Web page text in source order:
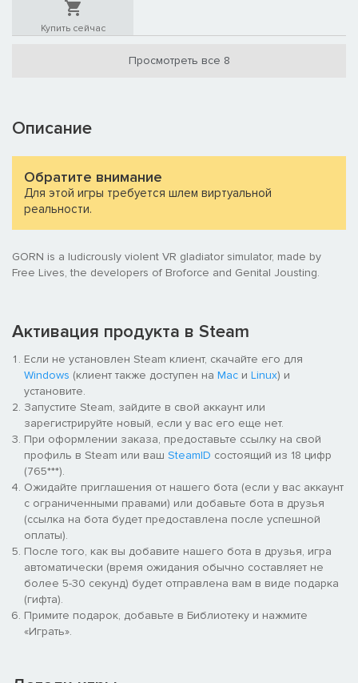
Купить сейчас
Просмотреть все 8
Описание
Обратите внимание
Для этой игры требуется шлем виртуальной
реальности.
GORN is a ludicrously violent VR gladiator simulator, made by
Free Lives, the developers of Broforce and Genital Jousting.
Активация продукта в Steam
Если не установлен Steam клиент, скачайте его для
Windows (клиент также доступен на Mac и Linux) и
установите.
Запустите Steam, зайдите в свой аккаунт или
зарегистрируйте новый, если у вас его еще нет.
При оформлении заказа, предоставьте ссылку на свой
профиль в Steam или ваш SteamID состоящий из 18 цифр
(765***).
Ожидайте приглашения от нашего бота (если у вас аккаунт
с ограниченными правами) или добавьте бота в друзья
(ссылка на бота будет предоставлена после успешной
оплаты).
После того, как вы добавите нашего бота в друзья, игра
автоматически (время ожидания обычно составляет не
более 5-30 секунд) будет отправлена вам в виде подарка
(гифта).
Примите подарок, добавьте в Библиотеку и нажмите
«Играть».